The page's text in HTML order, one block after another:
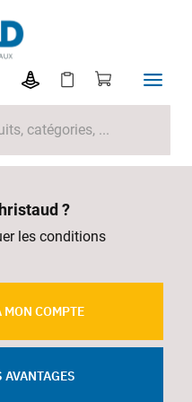
?
les conditions
MON COMPTE
AVANTAGES